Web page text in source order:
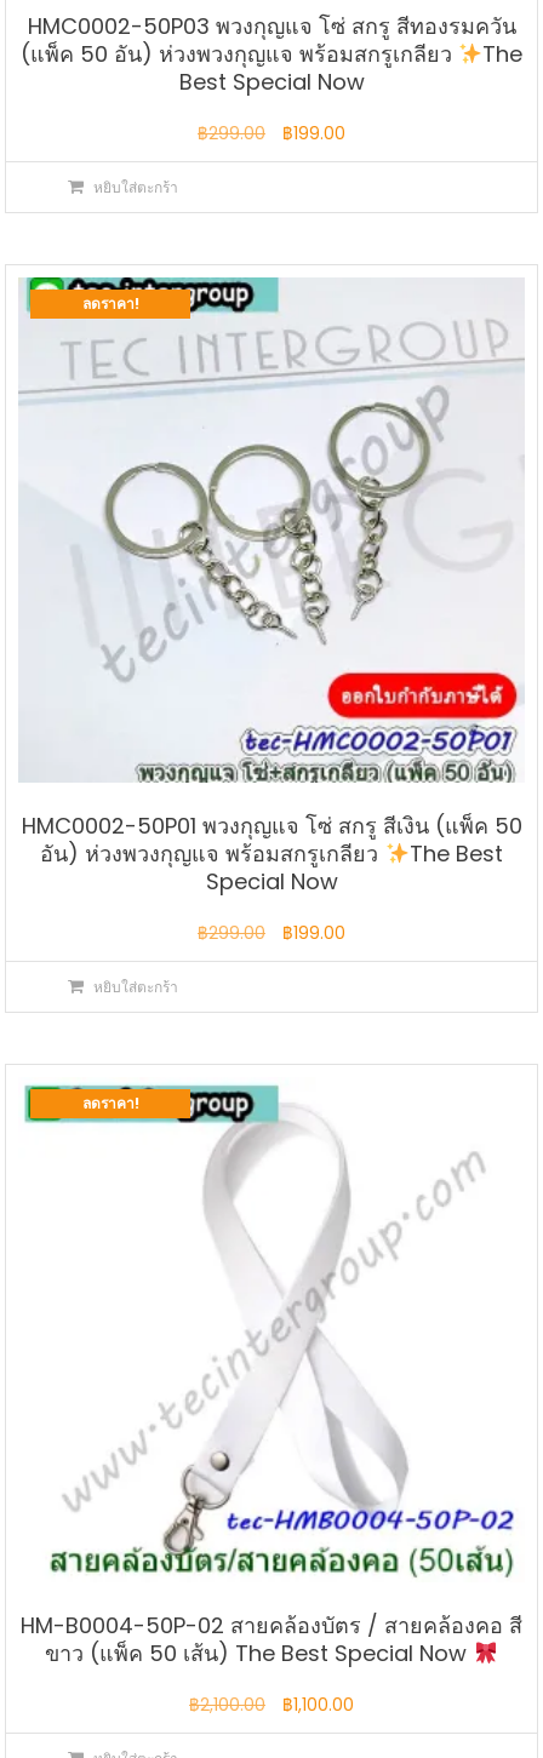
HMC0002-50P03 พวงกุญแจ โซ่ สกรู สีทองรมควัน
(แพ็ค 50 อัน) ห่วงพวงกุญแจ พร้อมสกรูเกลียว
The
Best Special Now
฿299.00
Original
price
฿199.00
price
หยิบใส่ตะกร้า
ลดราคา!
HMC0002-50P01 พวงกุญแจ โซ่ สกรู สีเงิน (แพ็ค 50
อัน) ห่วงพวงกุญแจ พร้อมสกรูเกลียว
The Best
Special Now
฿299.00
Original
price
฿199.00
price
หยิบใส่ตะกร้า
ลดราคา!
HM-B0004-50P-02 สายคล้องบัตร / สายคล้องคอ สี
ขาว (แพ็ค 50 เส้น) The Best Special Now
฿2,100.00
Original
price
฿1,100.00
price